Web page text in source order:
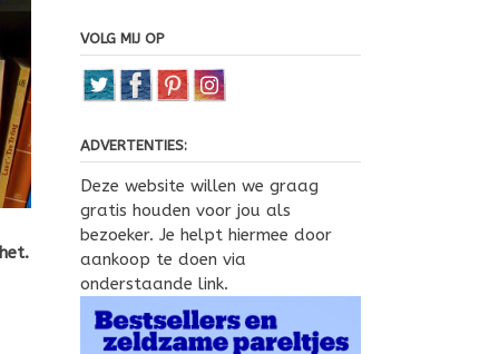
VOLG MIJ OP
ADVERTENTIES:
Deze website willen we graag
gratis houden voor jou als
bezoeker. Je helpt hiermee door
aankoop te doen via
onderstaande link.